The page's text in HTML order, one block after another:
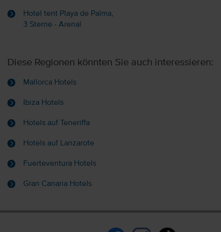
Hotel tent Playa de Palma,
3 Sterne - Arenal
Diese Regionen könnten Sie auch interessieren:
Mallorca Hotels
Ibiza Hotels
Hotels auf Teneriffa
Hotels auf Lanzarote
Fuerteventura Hotels
Gran Canaria Hotels